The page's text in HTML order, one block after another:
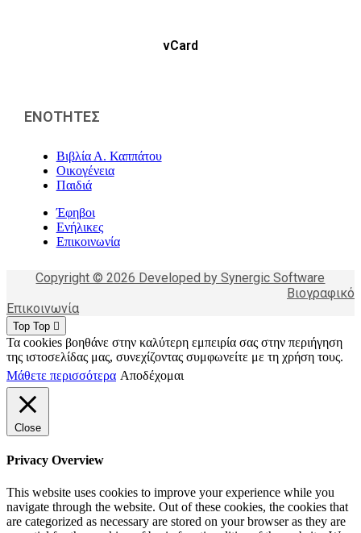
vCard
ΕΝΟΤΗΤΕΣ
Βιβλία Α. Καππάτου
Οικογένεια
Παιδιά
Έφηβοι
Ενήλικες
Επικοινωνία
Copyright © 2026 Developed by Synergic Software
Βιογραφικό
Επικοινωνία
Top Top
Τα cookies βοηθάνε στην καλύτερη εμπειρία σας στην περιήγηση
της ιστοσελίδας μας, συνεχίζοντας συμφωνείτε με τη χρήση τους.
Μάθετε περισσότερα Αποδέχομαι
Close
Privacy Overview
This website uses cookies to improve your experience while you
navigate through the website. Out of these cookies, the cookies that
are categorized as necessary are stored on your browser as they are